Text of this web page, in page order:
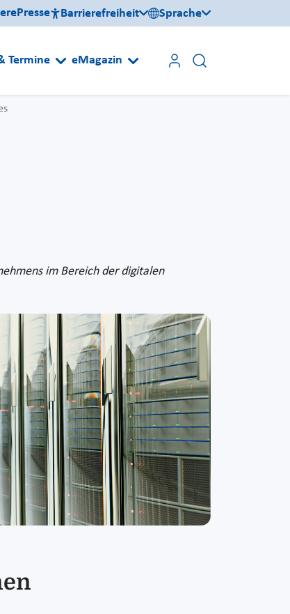
Presse Barrierefreiheit Sprache
Termine eMagazin
im Bereich der digitalen